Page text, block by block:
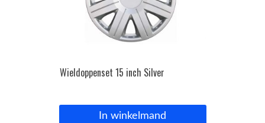
Wieldoppenset 15 inch Silver
In winkelmand